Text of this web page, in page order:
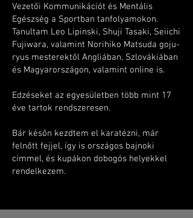
Vezetői Kommunikációt és Mentális
Egészség a Sportban tanfolyamokon.
Tanultam Leo Lipinski, Shuji Tasaki, Seiichi
Fujiwara, valamint Norihiko Matsuda goju-
ryus mesterektől Angliában, Szlovákiában
és Magyarországon, valamint online is.
Edzéseket az egyesületben több mint 17
éve tartok rendszeresen.
Bár későn kezdtem el karatézni, már
felnőtt fejjel, így is országos bajnoki
címmel, és kupákon dobogós helyekkel
rendelkezem.